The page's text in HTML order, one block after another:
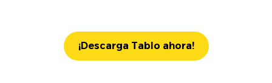
¡Descarga Tablo ahora!